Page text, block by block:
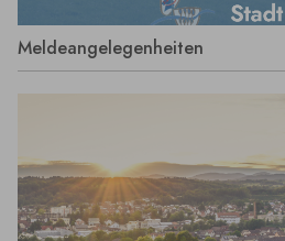
Meldeangelegenheiten